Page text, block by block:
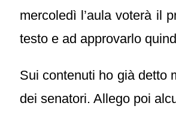
mercoledì l’aula voterà il
testo e ad approvarlo
Sui contenuti ho già detto
dei senatori. Allego poi